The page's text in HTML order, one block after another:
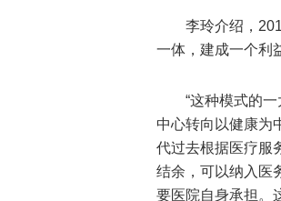
李玲介绍，
一体，建成一个利
“这种模式的
中心转向以健康为
代过去根据医疗服
结余，可以纳入医
要医院自身承担。